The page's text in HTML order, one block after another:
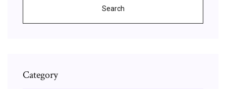
Search
Category